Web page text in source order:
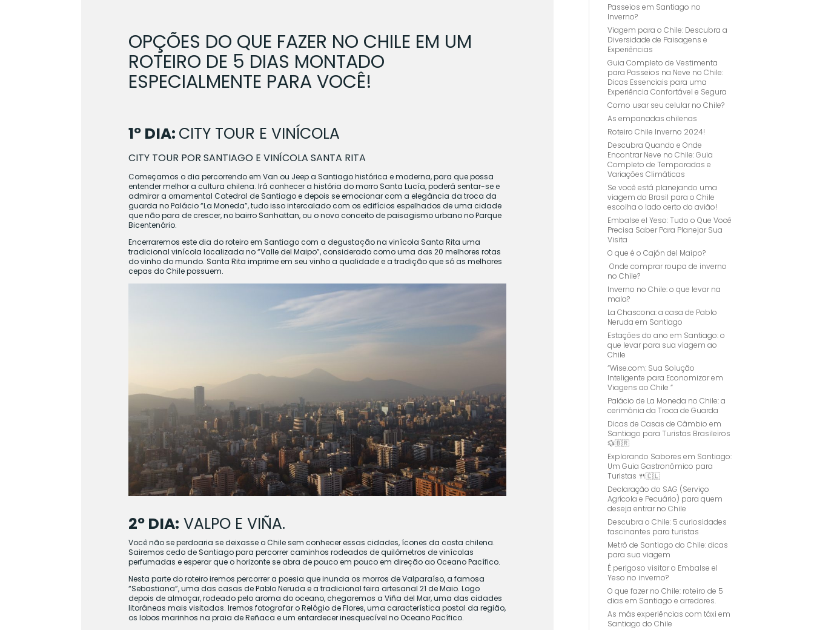
OPÇÕES DO QUE FAZER NO CHILE EM UM
ROTEIRO DE 5 DIAS MONTADO
ESPECIALMENTE PARA VOCÊ!
1º DIA: CITY TOUR E VINÍCOLA
CITY TOUR POR SANTIAGO EVINÍCOLA SANTA RITA
Começamos o dia percorrendo em Van ou Jeep a Santiago histórica e moderna, para que possa
entender melhor a cultura chilena. Irá conhecer a história do morro Santa Lucía, poderá sentar-se e
admirar a ornamental Catedral de Santiago e depois se emocionar com a elegância da troca da
guarda no Palácio “La Moneda”, tudo isso intercalado com os edifícios espelhados de uma cidade
que não para de crescer, no bairro Sanhattan, ou o novo conceito de paisagismo urbano no Parque
Bicentenário.
Encerraremos este dia do roteiro em Santiago com a degustação na vinícola Santa Rita uma
tradicional vinícola localizada no “Valle del Maipo”, considerado como uma das 20 melhores rotas
do vinho do mundo. Santa Rita imprime em seu vinho a qualidade e a tradição que só as melhores
cepas do Chile possuem.
2º DIA: VALPO E VIÑA.
Você não se perdoaria se deixasse o Chile sem conhecer essas cidades, ícones da costa chilena.
Sairemos cedo de Santiago para percorrer caminhos rodeados de quilômetros de vinícolas
perfumadas e esperar que o horizonte se abra de pouco em pouco em direção ao Oceano Pacífico.
Nesta parte do roteiro iremos percorrer a poesia que inunda os morros de Valparaíso, a famosa
“Sebastiana”, uma das casas de Pablo Neruda e a tradicional feira artesanal 21 de Maio. Logo
depois de almoçar, rodeado pelo aroma do oceano, chegaremos a Viña del Mar, uma das cidades
litorâneas mais visitadas. Iremos fotografar o Relógio de Flores, uma característica postal da região,
os lobos marinhos na praia de Reñaca e um entardecer inesquecível no Oceano Pacífico.
Passeios em Santiago no
Inverno?
Viagem para o Chile: Descubra a
Diversidade de Paisagens e
Experiências
Guia Completo de Vestimenta
para Passeios na Neve no Chile:
Dicas Essenciais para uma
Experiência Confortável e Segura
Como usar seu celular no Chile?
As empanadas chilenas
Roteiro Chile Inverno 2024!
Descubra Quando e Onde
Encontrar Neve no Chile: Guia
Completo de Temporadas e
Variações Climáticas
Se você está planejando uma
viagem do Brasil para o Chile
escolha o lado certo do avião!
Embalse el Yeso: Tudo o Que Você
Precisa Saber Para Planejar Sua
Visita
O que é o Cajón del Maipo?
Onde comprar roupa de inverno
no Chile?
Inverno no Chile: o que levar na
mala?
La Chascona: a casa de Pablo
Neruda em Santiago
Estações do ano em Santiago: o
que levar para sua viagem ao
Chile
“Wise.com: Sua Solução
Inteligente para Economizar em
Viagens ao Chile “
Palácio de La Moneda no Chile: a
cerimônia da Troca de Guarda
Dicas de Casas de Câmbio em
Santiago para Turistas Brasileiros
💱🇧🇷
Explorando Sabores em Santiago:
Um Guia Gastronômico para
Turistas 🍴🇨🇱
Declaração do SAG (Serviço
Agrícola e Pecuário) para quem
deseja entrar no Chile
Descubra o Chile: 5 curiosidades
fascinantes para turistas
Metrô de Santiago do Chile: dicas
para sua viagem
É perigoso visitar o Embalse el
Yeso no inverno?
O que fazer no Chile: roteiro de 5
dias em Santiago e arredores.
As más experiências com táxi em
Santiago do Chile